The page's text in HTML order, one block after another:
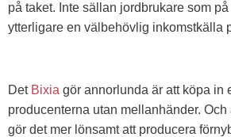
på taket. Inte sällan jordbrukare som
ytterligare en välbehövlig inkomstkälla
Det Bixia gör annorlunda är att köpa in
producenterna utan mellanhänder.
gör det mer lönsamt att producera